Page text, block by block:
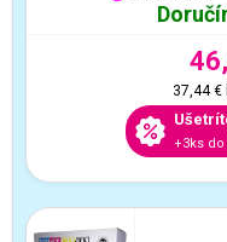
37,44 €
+3ks do